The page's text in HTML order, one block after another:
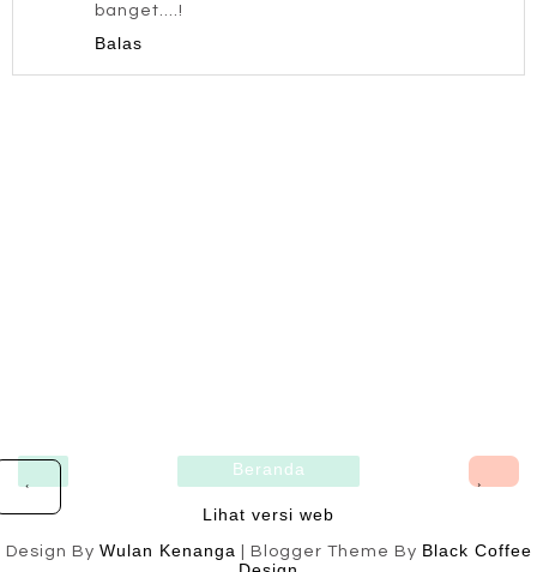
banget....!
Balas
‹ ›
Beranda
Lihat versi web
Design By Wulan Kenanga | Blogger Theme By Black Coffee